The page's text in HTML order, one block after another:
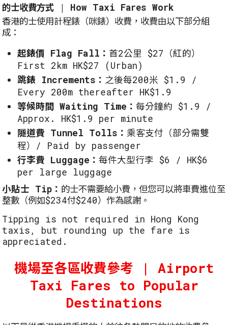
的士收費方式 | How Taxi Fares Work
香港的士使用計程錶（咪錶）收費，收費由以下部分組
成：
起錶價 Flag Fall： 首2公里 $27（紅的）
First 2km HK$27 (Urban)
跳錶 Increments： 之後每200米 $1.9 /
Every 200m thereafter HK$1.9
等候時間 Waiting Time：每分鐘約 $1.9 /
Approx. HK$1.9 per minute
隧道費 Tunnel Tolls：乘客支付（部分需雙
程）/ Paid by passenger
行李費 Luggage：每件大型行李 $6 / HK$6
per large luggage
小貼士 Tip： 的士不需要給小費，但您可以將車費進位至
整數（例如$234付$240）作為感謝。
Tipping is not required in Hong Kong
taxis, but rounding up the fare is
appreciated.
機場至各區收費參考 | Airport
Taxi Fares to Popular
Destinations